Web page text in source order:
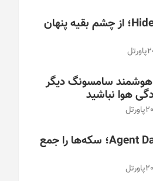
بازی/ Hide.io؛ از چشم بقیه پنهان
پاورتل
سامسونگ دیگر
هوا نباشید
پاورتل
بازی/ Agent Dash؛ سکه‌ها را جمع
پاورتل